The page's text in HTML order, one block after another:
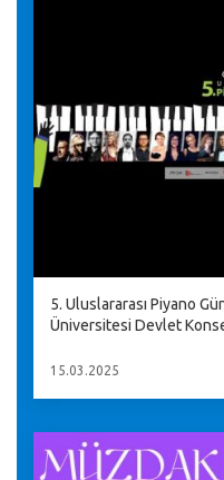
5. Uluslararası Piyano
Üniversitesi Devlet
15.03.2025